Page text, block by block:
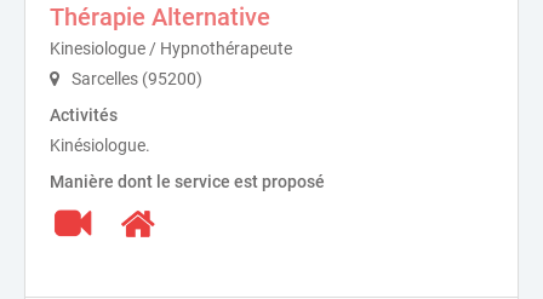
Thérapie Alternative
Kinesiologue / Hypnothérapeute
Sarcelles (95200)
Activités
Kinésiologue.
Manière dont le service est proposé